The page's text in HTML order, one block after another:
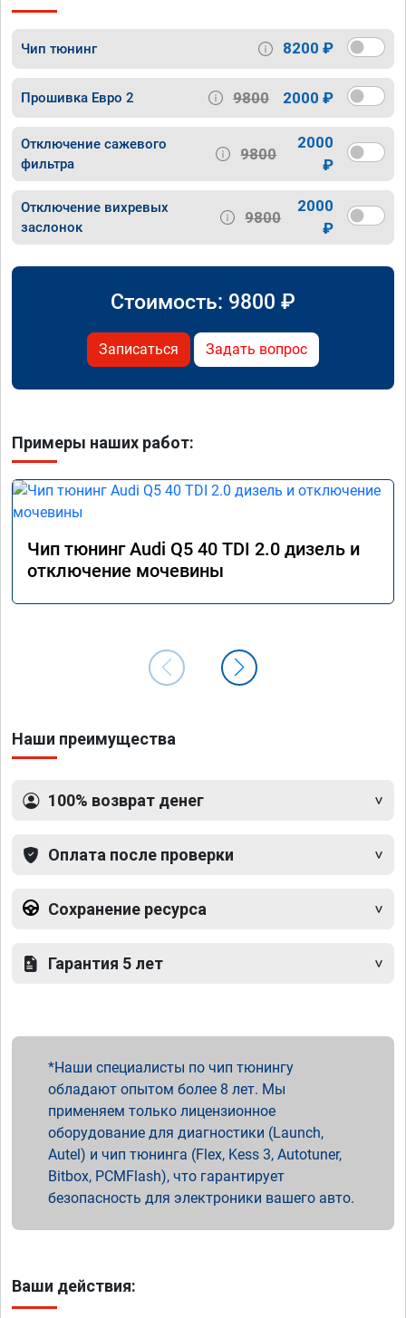
Чип тюнинг 8200 ₽
Прошивка Евро 2 9800 2000 ₽
Отключение сажевого
фильтра
9800
2000
₽
Отключение вихревых
заслонок
9800
2000
₽
Стоимость: 9800 ₽
Записаться Задать вопрос
Примеры наших работ:
Чип тюнинг Audi Q5 40 TDI 2.0 дизель и
отключение мочевины
Наши преимущества
100% возврат денег
Оплата после проверки
Сохранение ресурса
Гарантия 5 лет
Наши специалисты по чип тюнингу
обладают опытом более 8 лет. Мы
применяем только лицензионное
оборудование для диагностики (Launch,
Autel) и чип тюнинга (Flex, Kess 3, Autotuner,
Bitbox, PCMFlash), что гарантирует
безопасность для электроники вашего авто.
Ваши действия: